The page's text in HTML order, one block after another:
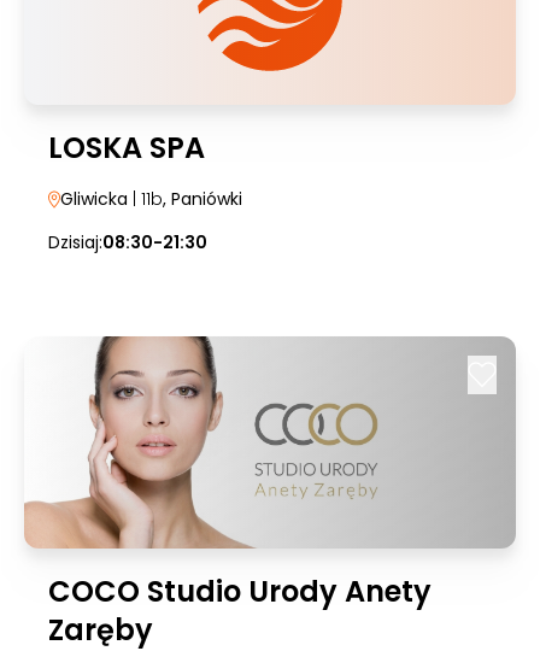
LOSKA SPA
Gliwicka | 11b, Paniówki
Dzisiaj:08:30-21:30
COCO Studio Urody Anety
Zaręby